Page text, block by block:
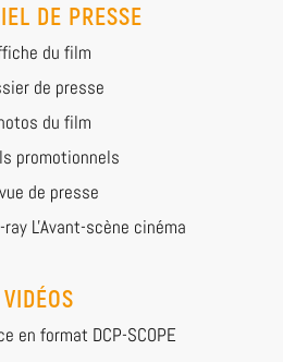
DE PRESSE
du film
de presse
du film
promotionnels
de presse
ray L'Avant-scène cinéma
VIDÉOS
en format DCP-SCOPE